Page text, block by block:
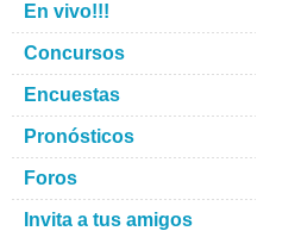
En vivo!!!
Concursos
Encuestas
Pronósticos
Foros
Invita a tus amigos